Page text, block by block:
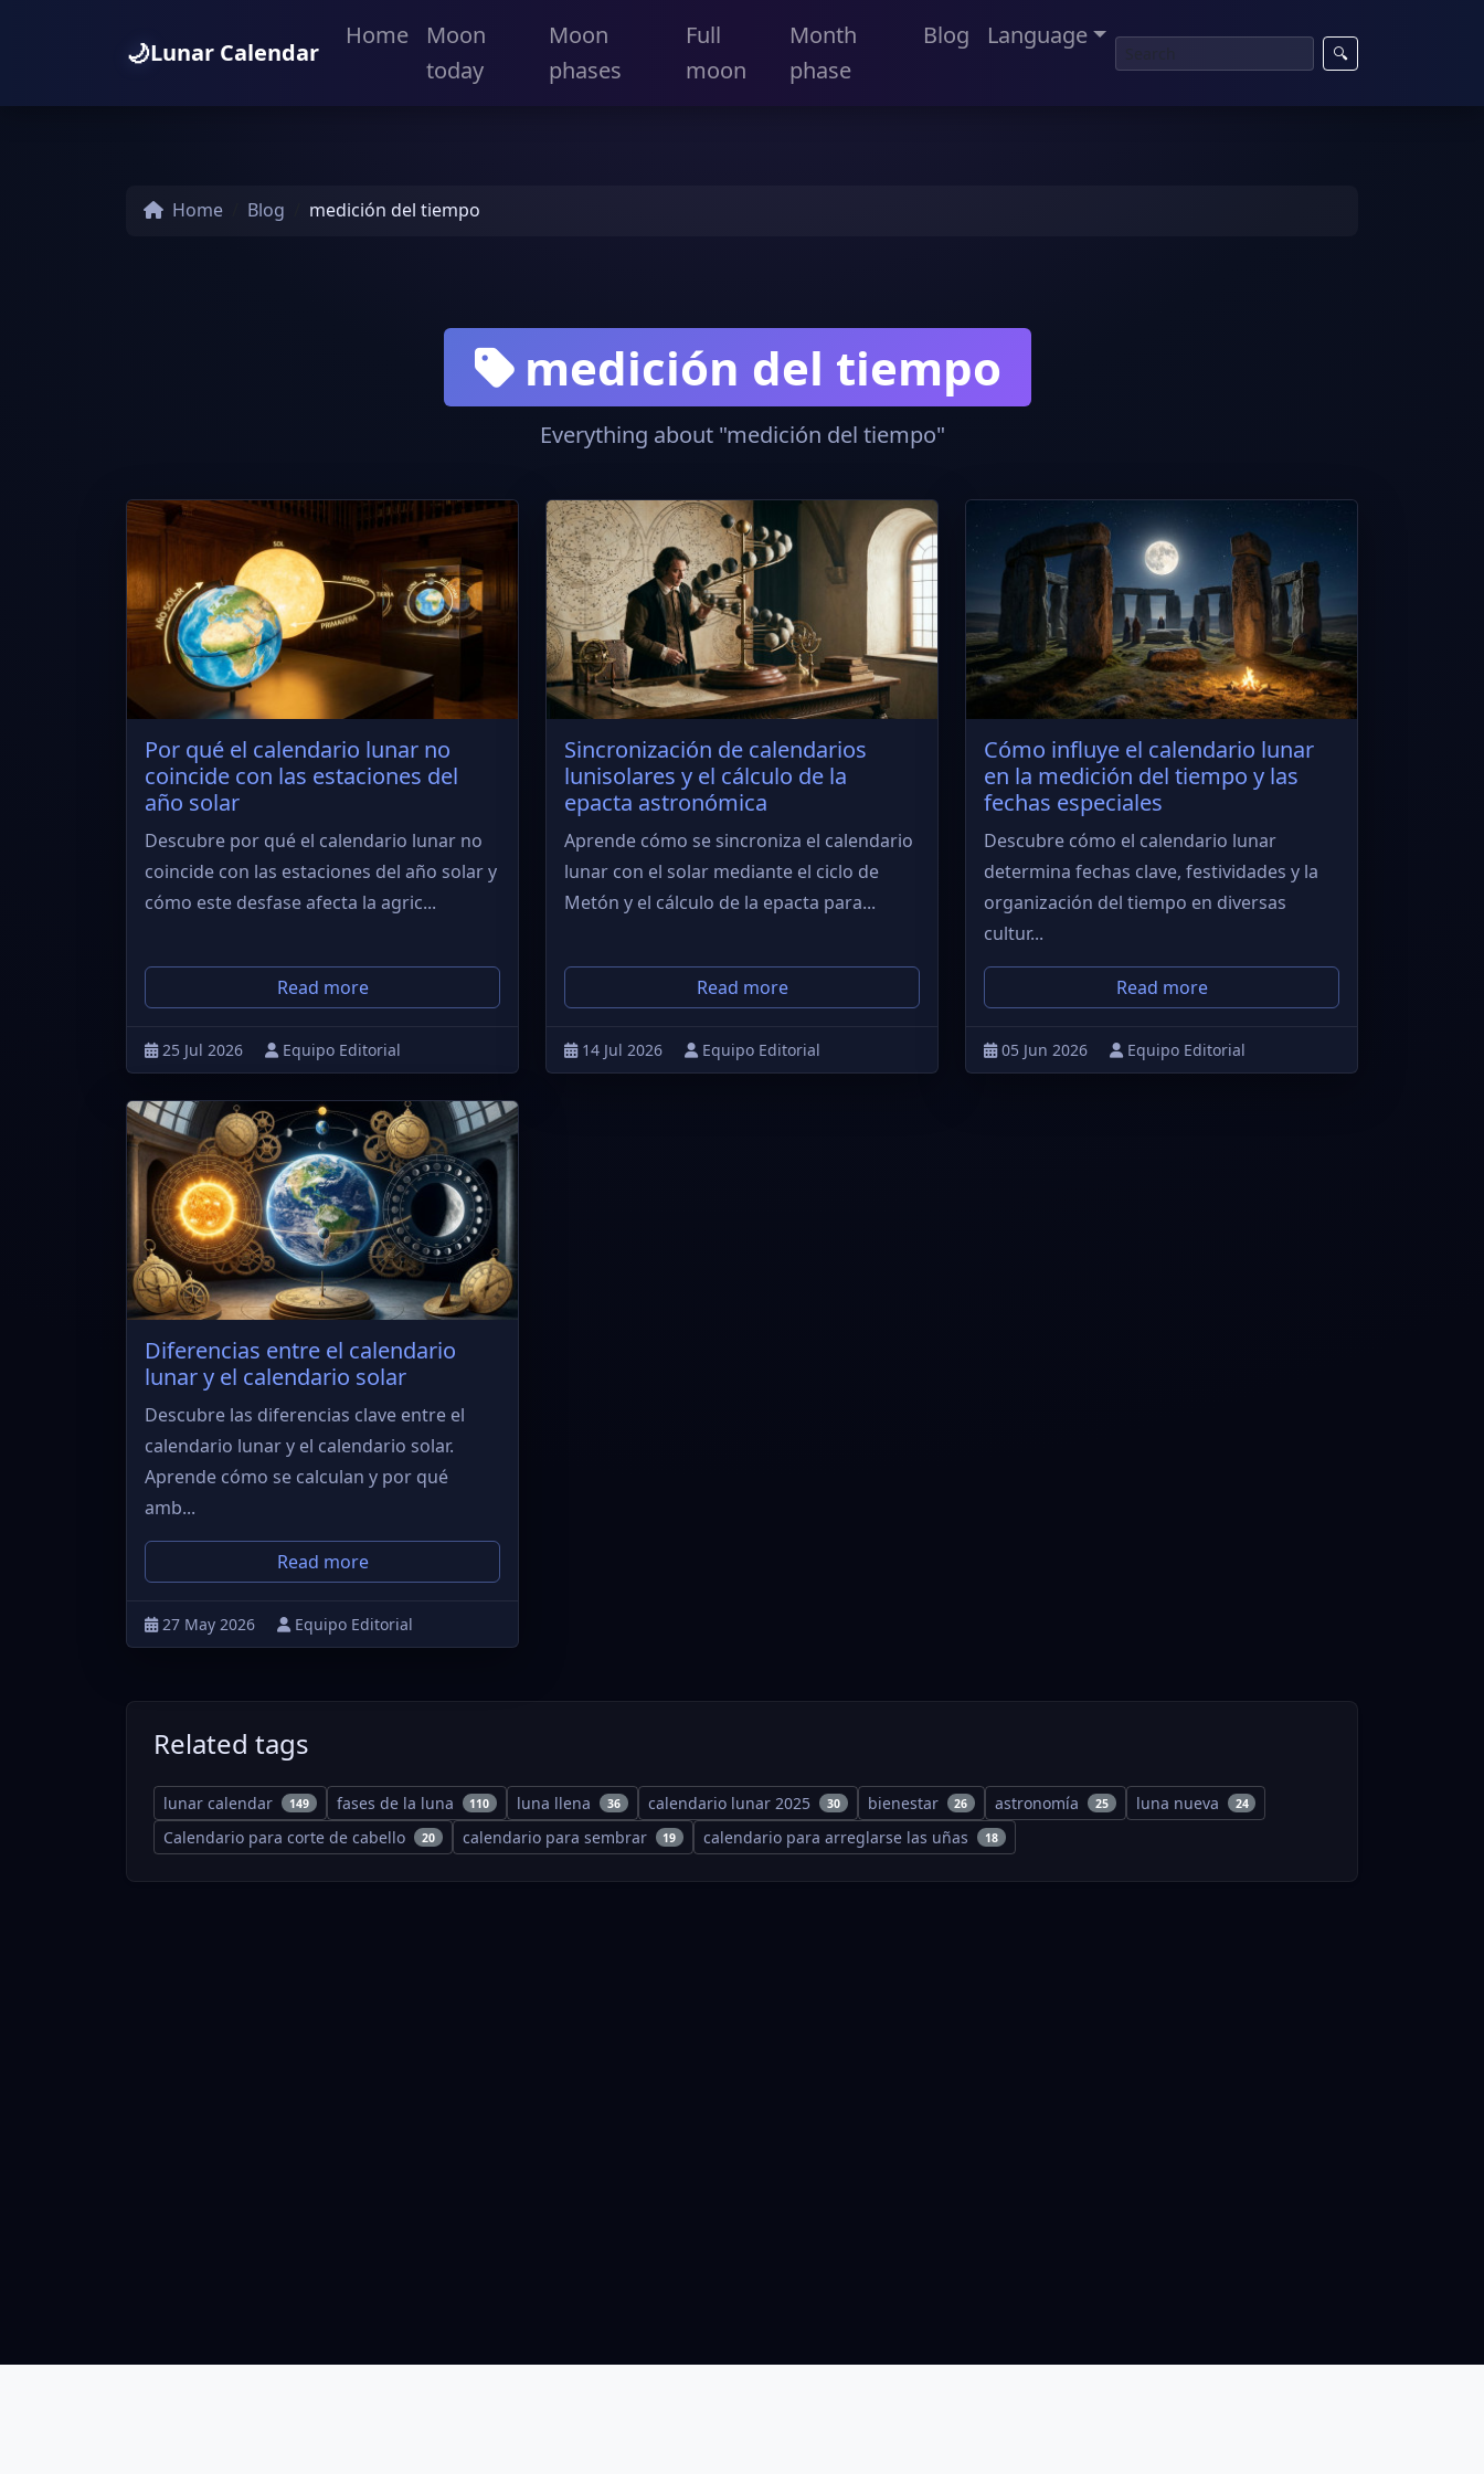
🌙Lunar Calendar
Home
Moon
today
Moon
phases
Full
moon
Month
phase
Blog Language
🔍
Home Blog medición del tiempo
medición del tiempo
Everything about "medición del tiempo"
Por qué el calendario lunar no
coincide con las estaciones del
año solar
Descubre por qué el calendario lunar no
coincide con las estaciones del año solar y
cómo este desfase afecta la agric...
Read more
25 Jul 2026 Equipo Editorial
Sincronización de calendarios
lunisolares y el cálculo de la
epacta astronómica
Aprende cómo se sincroniza el calendario
lunar con el solar mediante el ciclo de
Metón y el cálculo de la epacta para...
Read more
14 Jul 2026 Equipo Editorial
Cómo influye el calendario lunar
en la medición del tiempo y las
fechas especiales
Descubre cómo el calendario lunar
determina fechas clave, festividades y la
organización del tiempo en diversas
cultur...
Read more
05 Jun 2026 Equipo Editorial
Diferencias entre el calendario
lunar y el calendario solar
Descubre las diferencias clave entre el
calendario lunar y el calendario solar.
Aprende cómo se calculan y por qué
amb...
Read more
27 May 2026 Equipo Editorial
Related tags
lunar calendar 149 fases de la luna 110 luna llena 36 calendario lunar 2025 30 bienestar 26 astronomía 25 luna nueva 24
Calendario para corte de cabello 20 calendario para sembrar 19 calendario para arreglarse las uñas 18